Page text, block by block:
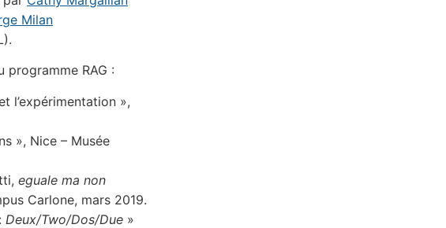
Milan
programme RAG :
l’expérimentation »,
», Nice – Musée
eguale ma non
Carlone, mars 2019.
Deux/Two/Dos/Due »